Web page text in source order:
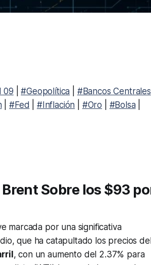
09 |#Geopolítica #Bancos Centrales
|#Fed #Inflación #Oro #Bolsa|
Sobre los $93
marcada por una significativa
que ha catapultado los precios del
, con un aumento del 2.37% para